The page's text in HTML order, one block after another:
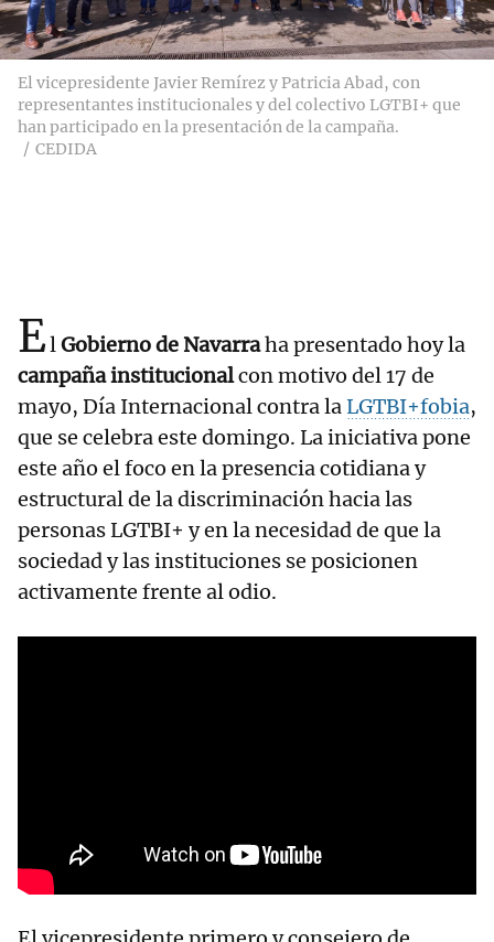
El vicepresidente Javier Remírez y Patricia Abad, con
representantes institucionales y del colectivo LGTBI+ que
han participado en la presentación de la campaña.
CEDIDA
ElGobierno de Navarraha presentado hoy la
campaña institucionalcon motivo del 17 de
mayo, Día Internacional contra laLGTBI+fobia,
que se celebra este domingo. La iniciativa pone
este año el foco en la presencia cotidiana y
estructural de la discriminación hacia las
personas LGTBI+ y en la necesidad de que la
sociedad y las instituciones se posicionen
activamente frente al odio.